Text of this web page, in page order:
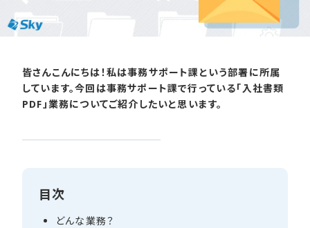
皆さんこんにちは！私は事務サポート課という部署に所属
しています。今回は事務サポート課で行っている「入社書類
PDF」業務についてご紹介したいと思います。
目次
どんな​業務？